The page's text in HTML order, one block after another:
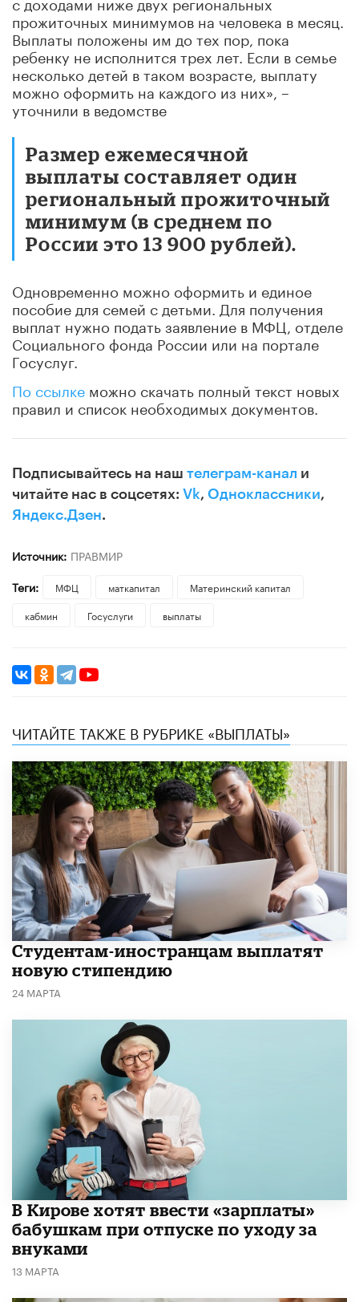
прожиточных минимумов на человека в месяц.
Выплаты положены им до тех пор, пока
ребенку не исполнится трех лет. Если в семье
несколько детей в таком возрасте, выплату
можно оформить на каждого из них», –
уточнили в ведомстве
Размер ежемесячной
выплаты составляет один
региональный прожиточный
минимум (в среднем по
России это 13 900 рублей).
Одновременно можно оформить и единое
пособие для семей с детьми. Для получения
выплат нужно подать заявление в МФЦ, отделе
Социального фонда России или на портале
Госуслуг.
По ссылке можно скачать полный текст новых
правил и список необходимых документов.
Подписывайтесь на наш телеграм-канал и
читайте нас в соцсетях: Vk, Одноклассники,
Яндекс.Дзен.
Источник: ПРАВМИР
Теги:
МФЦ маткапитал
Материнский капитал
кабмин
Госуслуги выплаты
ЧИТАЙТЕ ТАКЖЕ В РУБРИКЕ «ВЫПЛАТЫ»
Студентам-иностранцам выплатят
новую стипендию
24 МАРТА
В Кирове хотят ввести «зарплаты»
бабушкам при отпуске по уходу за
внуками
13 МАРТА